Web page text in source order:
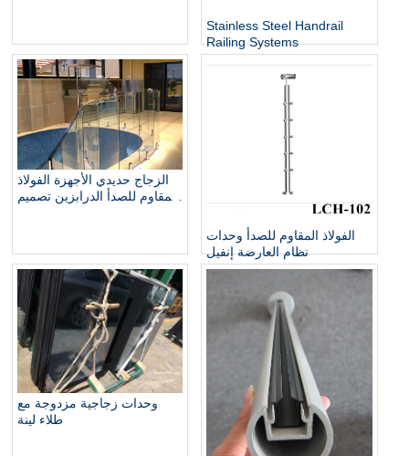
Stainless Steel Handrail
Railing Systems
الزجاج حديدي الأجهزة الفولاذ
المقاوم للصدأ الدرابزين تصميم
الفولاذ المقاوم للصدأ وحدات
نظام العارضة إنفيل
وحدات زجاجية مزدوجة مع
طلاء لينة